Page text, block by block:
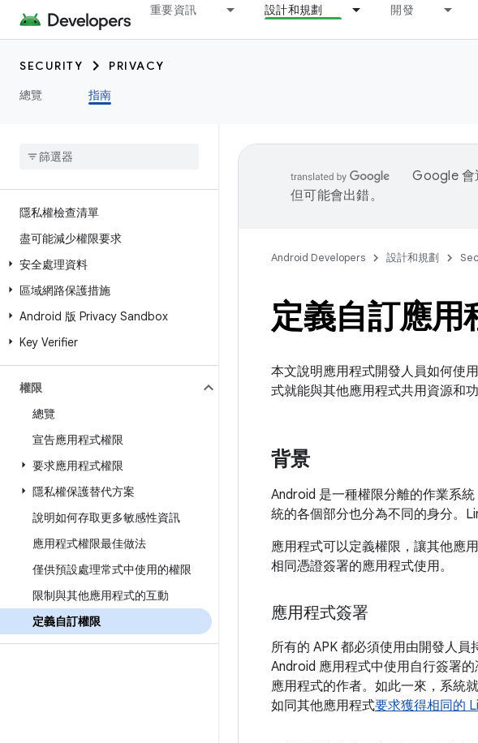
重要資訊 設計和規劃 開發
SECURITY
PRIVACY
總覽
指南
隱私權檢查清單
盡可能減少權限要求
安全處理資料
區域網路保護措施
Android 版 Privacy Sandbox
Key Verifier
權限
總覽
宣告應用程式權限
要求應用程式權限
隱私權保護替代方案
說明如何存取更多敏感性資訊
應用程式權限最佳做法
僅供預設處理常式中使用的權限
限制與其他應用程式的互動
定義自訂權限
Google 會
但可能會出錯。
Android Developers 設計和規劃
定義自訂應用
本文說明應用程式開發人員如何使
式就能與其他應用程式共用資源和
背景
Android 是一種權限分離的作業系
統的各個部分也分為不同的身分。
應用程式可以定義權限，讓其他應
相同憑證簽署的應用程式使用。
應用程式簽署
所有的 APK 都必須使用由開發人員
Android 應用程式中使用自行簽署
應用程式的作者。如此一來，系統
如同其他應用程式要求獲得相同的